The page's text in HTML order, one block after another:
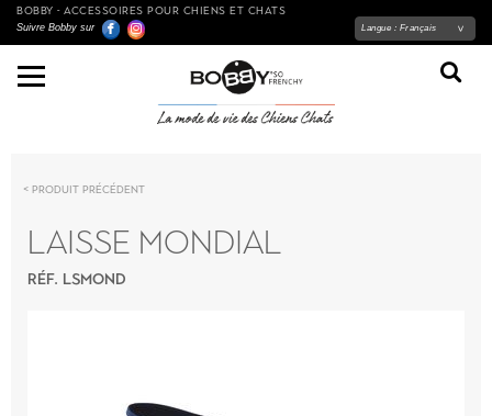
BOBBY - ACCESSOIRES POUR CHIENS ET CHATS
Suivre Bobby sur Langue : Français
Produit précédent
LAISSE MONDIAL
RÉF. LSMOND